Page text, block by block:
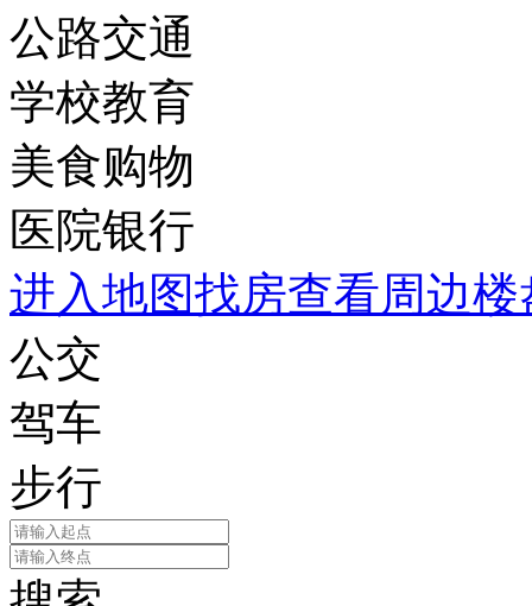
公路交通
学校教育
美食购物
医院银行
进入地图找房查看周边楼
公交
驾车
步行